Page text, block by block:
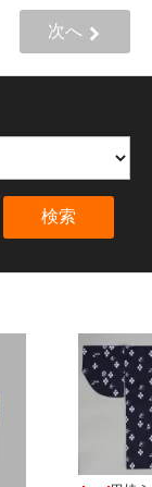
次へ
検索